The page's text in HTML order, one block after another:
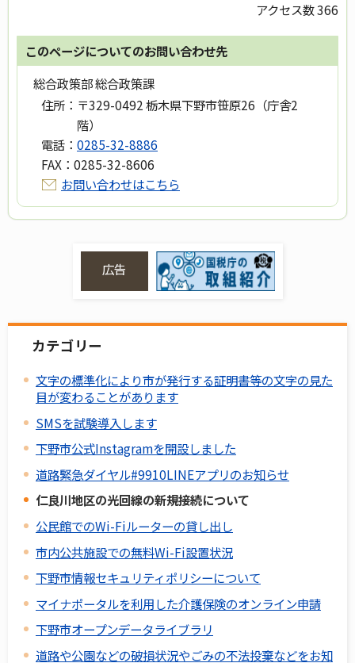
アクセス数366
このページについてのお問い合わせ先
総合政策部 総合政策課
住所： 〒329-0492 栃木県下野市笹原26（庁舎2
階）
電話： 0285-32-8886
FAX： 0285-32-8606
お問い合わせはこちら
広告
カテゴリー
文字の標準化により市が発行する証明書等の文字の見た
目が変わることがあります
SMSを試験導入します
下野市公式Instagramを開設しました
道路緊急ダイヤル#9910LINEアプリのお知らせ
仁良川地区の光回線の新規接続について
公民館でのWi-Fiルーターの貸し出し
市内公共施設での無料Wi-Fi設置状況
下野市情報セキュリティポリシーについて
マイナポータルを利用した介護保険のオンライン申請
下野市オープンデータライブラリ
道路や公園などの破損状況やごみの不法投棄などをお知